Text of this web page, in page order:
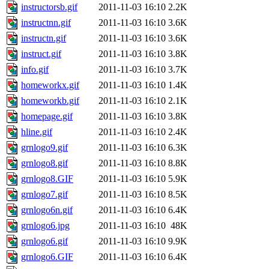
instructorsb.gif 2011-11-03 16:10 2.2K
instructnn.gif
2011-11-03 16:10 3.6K
instructn.gif
2011-11-03 16:10 3.6K
instruct.gif
2011-11-03 16:10 3.8K
info.gif
2011-11-03 16:10 3.7K
homeworkx.gif
2011-11-03 16:10 1.4K
homeworkb.gif
2011-11-03 16:10 2.1K
homepage.gif
2011-11-03 16:10 3.8K
hline.gif
2011-11-03 16:10 2.4K
grnlogo9.gif
2011-11-03 16:10 6.3K
grnlogo8.gif
2011-11-03 16:10 8.8K
grnlogo8.GIF
2011-11-03 16:10 5.9K
grnlogo7.gif
2011-11-03 16:10 8.5K
grnlogo6n.gif
2011-11-03 16:10 6.4K
grnlogo6.jpg
2011-11-03 16:10 48K
grnlogo6.gif
2011-11-03 16:10 9.9K
grnlogo6.GIF
2011-11-03 16:10 6.4K